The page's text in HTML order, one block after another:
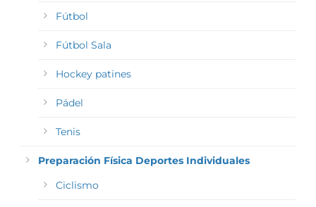
Fútbol
Fútbol Sala
Hockey patines
Pádel
Tenis
Preparación Física Deportes Individuales
Ciclismo